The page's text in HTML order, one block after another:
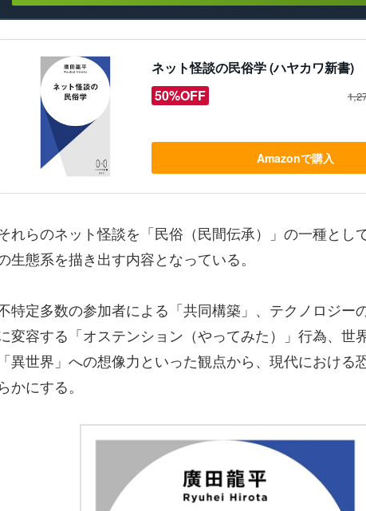
ネット怪談の民俗学 (ハヤカワ新書)
50%OFF
Amazonで購入
れらのネット怪談を「民俗（民間伝承）」の一種とし
生態系を描き出す内容となっている。
特定多数の参加者による「共同構築」、テクノロジー
変容する「オステンション（やってみた）」行為、世
「異世界」への想像力といった観点から、現代における
らかにする。